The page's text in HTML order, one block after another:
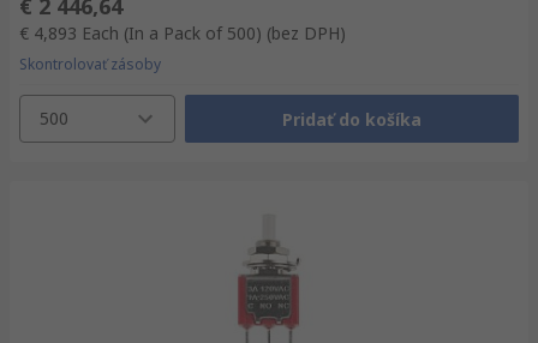
€ 2 446,64
€ 4,893 Each (In a Pack of 500) (bez DPH)
Skontrolovať zásoby
500 Pridať do košíka